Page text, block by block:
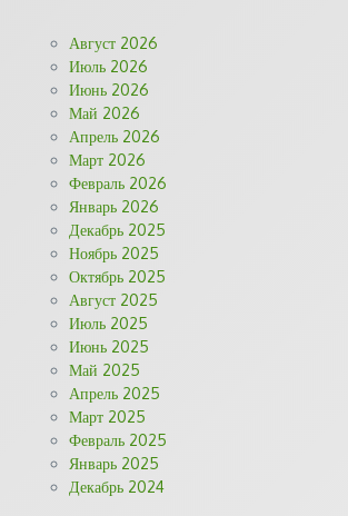
Август 2026
Июль 2026
Июнь 2026
Май 2026
Апрель 2026
Март 2026
Февраль 2026
Январь 2026
Декабрь 2025
Ноябрь 2025
Октябрь 2025
Август 2025
Июль 2025
Июнь 2025
Май 2025
Апрель 2025
Март 2025
Февраль 2025
Январь 2025
Декабрь 2024